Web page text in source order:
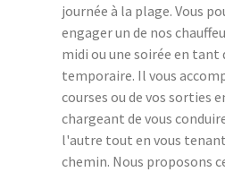
journée à la plage. Vous
engager un de nos
midi ou une soirée en tant
temporaire. Il vous
courses ou de vos sorties
chargeant de vous
l'autre tout en vous
chemin. Nous proposons